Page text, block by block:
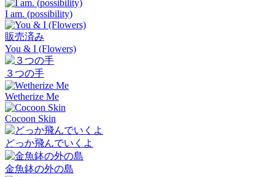
I am. (possibility)
販売済み
You & I (Flowers)
３つの手
Wetherize Me
Cocoon Skin
どっか飛んでいくよ
金魚鉢の外の島